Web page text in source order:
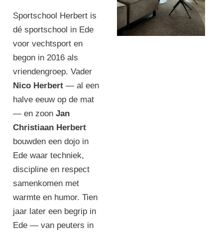
Sportschool Herbert is
dé sportschool in Ede
voor vechtsport en
begon in 2016 als
vriendengroep. Vader
Nico Herbert — al een
halve eeuw op de mat
— en zoon Jan
Christiaan Herbert
bouwden een dojo in
Ede waar techniek,
discipline en respect
samenkomen met
warmte en humor. Tien
jaar later een begrip in
Ede — van peuters in